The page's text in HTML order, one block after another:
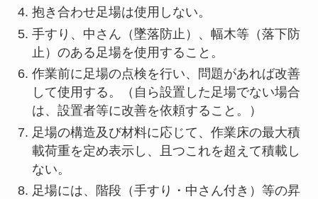
抱き合わせ足場は使用しない。
手すり、中さん（墜落防止）、幅木等（落下防
止）のある足場を使用すること。
作業前に足場の点検を行い、問題があれば改善
して使用する。（自ら設置した足場でない場合
は、設置者等に改善を依頼すること。）
足場の構造及び材料に応じて、作業床の最大積
載荷重を定め表示し、且つこれを超えて積載し
ない。
足場には、階段（手すり・中さん付き）等の昇